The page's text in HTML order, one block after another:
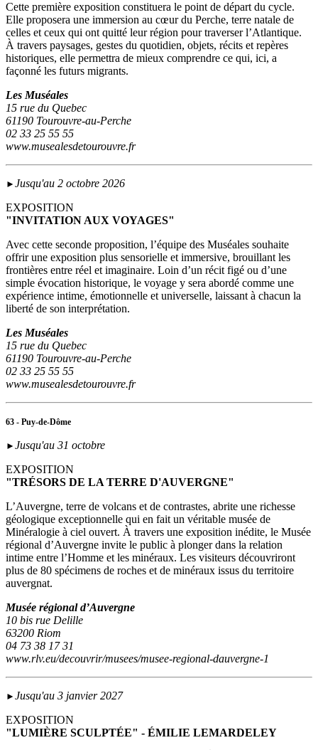
Cette première exposition constituera le point de départ du cycle.
Elle proposera une immersion au cœur du Perche, terre natale de
celles et ceux qui ont quitté leur région pour traverser l’Atlantique.
À travers paysages, gestes du quotidien, objets, récits et repères
historiques, elle permettra de mieux comprendre ce qui, ici, a
façonné les futurs migrants.
Les Muséales
15 rue du Quebec
61190 Tourouvre-au-Perche
02 33 25 55 55
www.musealesdetourouvre.fr
► Jusqu'au 2 octobre 2026
EXPOSITION
"INVITATION AUX VOYAGES"
Avec cette seconde proposition, l’équipe des Muséales souhaite
offrir une exposition plus sensorielle et immersive, brouillant les
frontières entre réel et imaginaire. Loin d’un récit figé ou d’une
simple évocation historique, le voyage y sera abordé comme une
expérience intime, émotionnelle et universelle, laissant à chacun la
liberté de son interprétation.
Les Muséales
15 rue du Quebec
61190 Tourouvre-au-Perche
02 33 25 55 55
www.musealesdetourouvre.fr
63 - Puy-de-Dôme
► Jusqu'au 31 octobre
EXPOSITION
"TRÉSORS DE LA TERRE D'AUVERGNE"
L’Auvergne, terre de volcans et de contrastes, abrite une richesse
géologique exceptionnelle qui en fait un véritable musée de
Minéralogie à ciel ouvert. À travers une exposition inédite, le Musée
régional d’Auvergne invite le public à plonger dans la relation
intime entre l’Homme et les minéraux. Les visiteurs découvriront
plus de 80 spécimens de roches et de minéraux issus du territoire
auvergnat.
Musée régional d’Auvergne
10 bis rue Delille
63200 Riom
04 73 38 17 31
www.rlv.eu/decouvrir/musees/musee-regional-dauvergne-1
► Jusqu'au 3 janvier 2027
EXPOSITION
"LUMIÈRE SCULPTÉE" - ÉMILIE LEMARDELEY